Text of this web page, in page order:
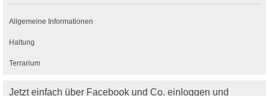
e
Allgemeine Informationen
Haltung
Terrarium
Jetzt einfach über Facebook und Co. einloggen und